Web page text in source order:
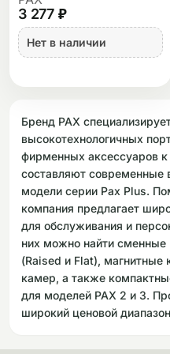
3 277 ₽
Нет в наличии
Бренд PAX
высокотехнологичных
фирменных аксессуаров к
составляют современные
модели серии Pax Plus.
компания предлагает
для обслуживания и
них можно найти
(Raised и Flat), магнитные
камер, а также
для моделей PAX 2 и 3.
широкий ценовой